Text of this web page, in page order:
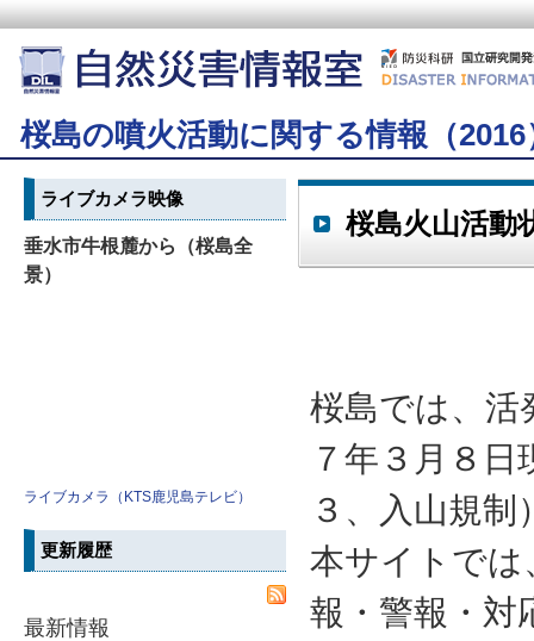
桜島の噴火活動に関する情報（2016
ライブカメラ映像
垂水市牛根麓から（桜島全
景）
ライブカメラ（KTS鹿児島テレビ）
更新履歴
最新情報
桜島火山活動
桜島では、活
７年３月８
３、入山規
本サイトでは
報・警報・対